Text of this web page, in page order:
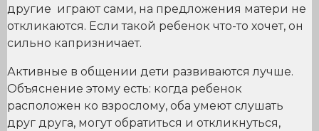
другие играют сами, на предложения матери не
откликаются. Если такой ребенок что-то хочет, он
сильно капризничает.
Активные в общении дети развиваются лучше.
Объяснение этому есть: когда ребенок
расположен ко взрослому, оба умеют слушать
друг друга, могут обратиться и откликнуться,